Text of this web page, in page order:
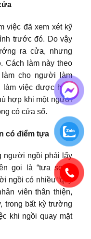
việc đã xem xét kỹ
trước đó. Do vậy
ra cửa, nhưng
Cách làm này theo
cho người làm
làm việc được hiệu
hợp khi một người
có cửa sổ.
có điểm tựa
người ngồi phải lấy
gọi là “tựa sơn”.
ngồi có nhiều “quý
viên thân thiện,
trong bất kỳ trường
khi ngồi quay mặt